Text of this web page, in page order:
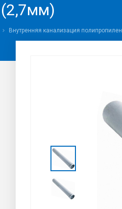
Внутренняя канализация полипропилен